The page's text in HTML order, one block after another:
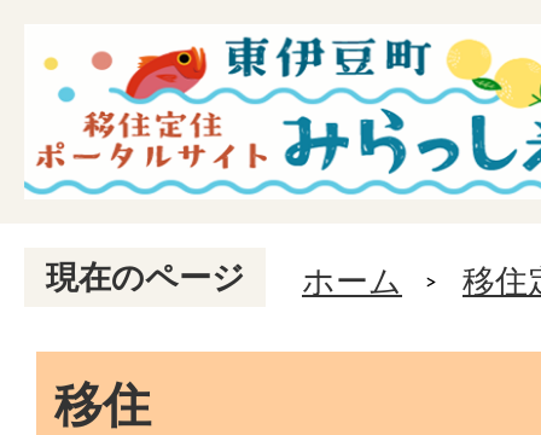
現在のページ ホーム 移住
移住